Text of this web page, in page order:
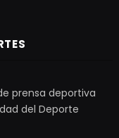
prensa deportiva
del Deporte